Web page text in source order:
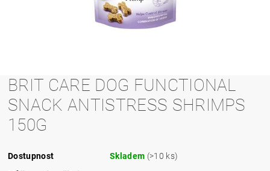
BRIT CARE DOG FUNCTIONAL
SNACK ANTISTRESS SHRIMPS
150G
Dostupnost Skladem (>10 ks)